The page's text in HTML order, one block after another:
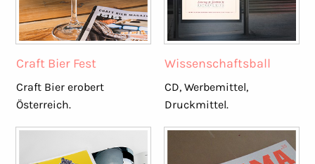
Craft Bier Fest
Craft Bier erobert
Österreich.
Wissenschaftsball
CD, Werbemittel,
Druckmittel.